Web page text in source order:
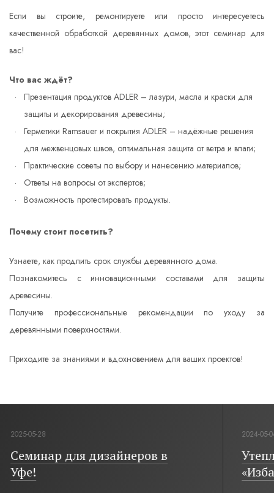
Если вы строите, ремонтируете или просто интересуетесь
качественной обработкой деревянных домов, этот семинар для
вас!
Что вас ждёт?
Презентация продуктов ADLER – лазури, масла и краски для
защиты и декорирования древесины;
Герметики Ramsauer и покрытия ADLER – надёжные решения
для межвенцовых швов, оптимальная защита от ветра и влаги;
Практические советы по выбору и нанесению материалов;
Ответы на вопросы от экспертов;
Возможность протестировать продукты.
Почему стоит посетить?
Узнаете, как продлить срок службы деревянного дома.
Познакомитесь с инновационными составами для защиты
древесины.
Получите профессиональные рекомендации по уходу за
деревянными поверхностями.
Приходите за знаниями и вдохновением для ваших проектов!
2025-05-28
Семинар для дизайнеров в
Уфе!
2024-05-